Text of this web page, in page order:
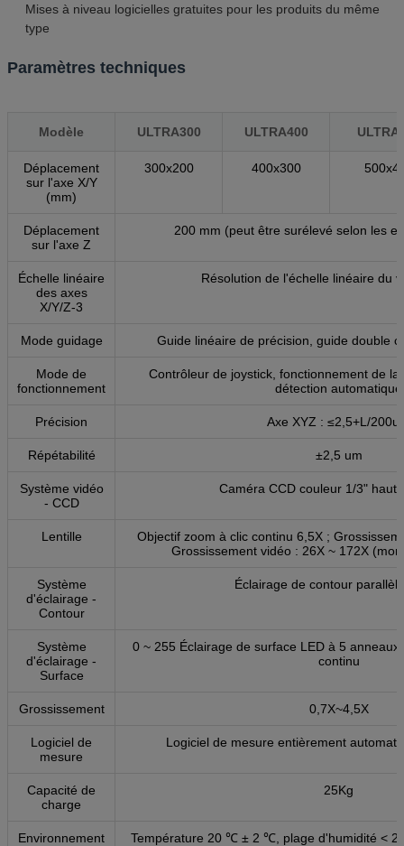
Mises à niveau logicielles gratuites pour les produits du même
type
Paramètres techniques
Modèle ULTRA300 ULTRA400
Déplacement
sur l'axe X/Y
(mm)
300x200 400x300
Déplacement
sur l'axe Z
200 mm (peut être surélevé selon les
Échelle linéaire
des axes
X/Y/Z-3
Résolution de l'échelle linéaire du
Mode guidage Guide linéaire de précision, guide double
Mode de
fonctionnement
Contrôleur de joystick, fonctionnement de
détection automatique
Précision Axe XYZ : ≤2,5+L/
Répétabilité ±2,5 um
Système vidéo
- CCD
Caméra CCD couleur 1/3"
Lentille
Objectif zoom à clic continu 6,5X ;
Grossissement vidéo : 26X ~ 172X
Système
d'éclairage -
Contour
Éclairage de contour
Système
d'éclairage -
Surface
0 ~ 255 Éclairage de surface LED à 5
continu
Grossissement 0,7X~4,5X
Logiciel de
mesure
Logiciel de mesure entièrement
Capacité de
charge
25Kg
Environnement
Température 20 ℃ ± 2 ℃, plage d'humidité < 2